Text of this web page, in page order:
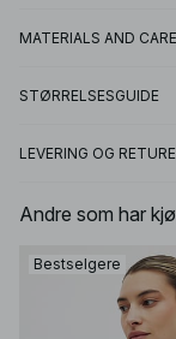
MATERIALS AND CARE
STØRRELSESGUIDE
LEVERING OG
Andre som har
Bestselgere